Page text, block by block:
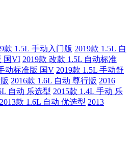
款 1.5L 手动入门版 2019款 1.5L 自
国VI 2019款 改款 1.5L 自动标准
动标准版 国V 2019款 1.5L 手动舒
2016款 1.6L 自动 尊行版 2016
自动 乐选型 2015款 1.4L 手动 乐
2013款 1.6L 自动 优选型 2013